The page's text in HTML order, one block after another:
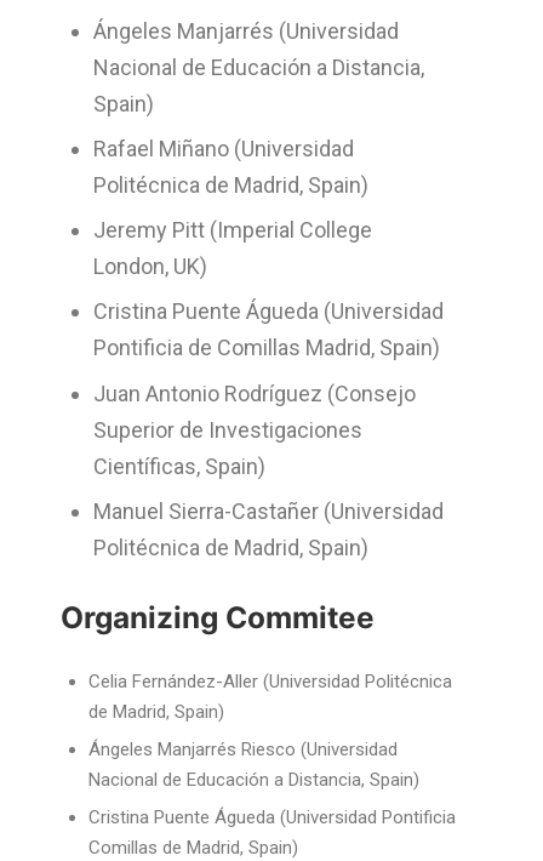
Ángeles Manjarrés (Universidad
Nacional de Educación a Distancia,
Spain)
Rafael Miñano (Universidad
Politécnica de Madrid, Spain)
Jeremy Pitt (Imperial College
London, UK)
Cristina Puente Águeda (Universidad
Pontificia de Comillas Madrid, Spain)
Juan Antonio Rodríguez (Consejo
Superior de Investigaciones
Científicas, Spain)
Manuel Sierra-Castañer (Universidad
Politécnica de Madrid, Spain)
Organizing Commitee
Celia Fernández-Aller (Universidad Politécnica
de Madrid, Spain)
Ángeles Manjarrés Riesco (Universidad
Nacional de Educación a Distancia, Spain)
Cristina Puente Águeda (Universidad Pontificia
Comillas de Madrid, Spain)